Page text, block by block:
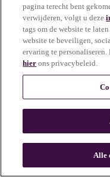
n
pagina terecht bent
verwijderen, volgt u deze
tags om de website te
website te beveiligen,
ervaring te
hier ons privacybeleid.
Alle